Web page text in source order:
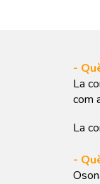
-
La
com
La
-